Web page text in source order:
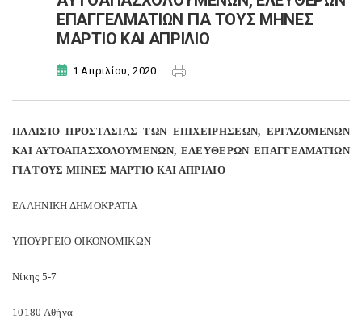
ΕΠΑΓΓΕΛΜΑΤΙΩΝ ΓΙΑ ΤΟΥΣ ΜΗΝΕΣ
ΜΑΡΤΙΟ ΚΑΙ ΑΠΡΙΛΙΟ
1 Απριλίου, 2020
ΠΛΑΙΣΙΟ ΠΡΟΣΤΑΣΙΑΣ ΤΩΝ ΕΠΙΧΕΙΡΗΣΕΩΝ, ΕΡΓΑΖΟΜΕΝΩΝ
ΚΑΙ ΑΥΤΟΑΠΑΣΧΟΛΟΥΜΕΝΩΝ, ΕΛΕΥΘΕΡΩΝ ΕΠΑΓΓΕΛΜΑΤΙΩΝ
ΓΙΑ ΤΟΥΣ ΜΗΝΕΣ ΜΑΡΤΙΟ ΚΑΙ ΑΠΡΙΛΙΟ
ΕΛΛΗΝΙΚΗ ΔΗΜΟΚΡΑΤΙΑ
ΥΠΟΥΡΓΕΙΟ ΟΙΚΟΝΟΜΙΚΩΝ
Νίκης 5-7
10180 Αθήνα